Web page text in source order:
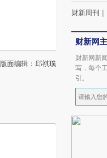
版面编辑：邱祺璞
财新周刊 ｜
财新网
财新网新
写，每个
引。